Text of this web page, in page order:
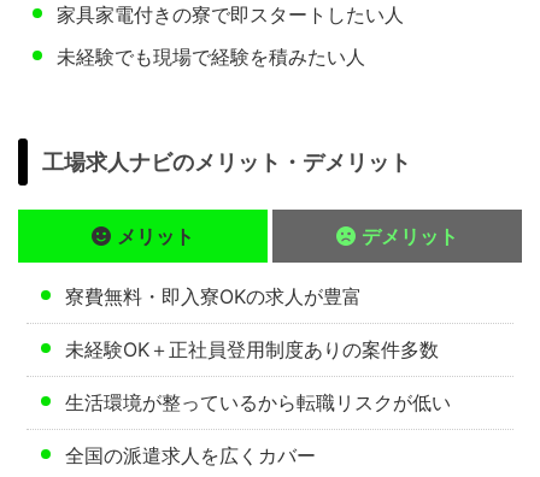
家具家電付きの寮で即スタートしたい人
未経験でも現場で経験を積みたい人
工場求人ナビのメリット・デメリット
メリット デメリット
寮費無料・即入寮OKの求人が豊富
未経験OK＋正社員登用制度ありの案件多数
生活環境が整っているから転職リスクが低い
全国の派遣求人を広くカバー